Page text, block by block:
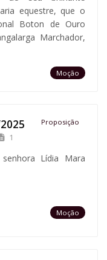
equestre, que o
Boton de Ouro
Marchador,
Moção
Proposição
1
Lídia Mara
Moção